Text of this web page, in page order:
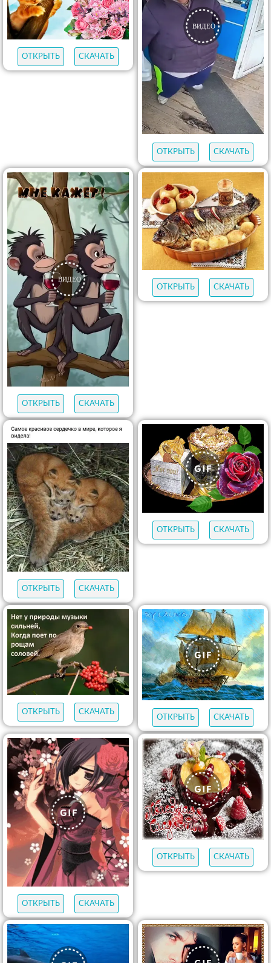
ОТКРЫТЬ СКАЧАТЬ
ОТКРЫТЬ СКАЧАТЬ
ОТКРЫТЬ СКАЧАТЬ
ОТКРЫТЬ СКАЧАТЬ
ОТКРЫТЬ СКАЧАТЬ
ОТКРЫТЬ СКАЧАТЬ
ОТКРЫТЬ СКАЧАТЬ
ОТКРЫТЬ СКАЧАТЬ
ОТКРЫТЬ СКАЧАТЬ
ОТКРЫТЬ СКАЧАТЬ